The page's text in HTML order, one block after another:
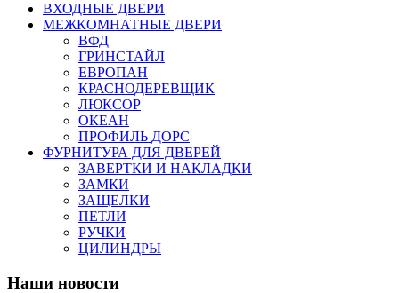
ВХОДНЫЕ ДВЕРИ
МЕЖКОМНАТНЫЕ ДВЕРИ
ВФД
ГРИНСТАЙЛ
ЕВРОПАН
КРАСНОДЕРЕВЩИК
ЛЮКСОР
ОКЕАН
ПРОФИЛЬ ДОРС
ФУРНИТУРА ДЛЯ ДВЕРЕЙ
ЗАВЕРТКИ И НАКЛАДКИ
ЗАМКИ
ЗАЩЕЛКИ
ПЕТЛИ
РУЧКИ
ЦИЛИНДРЫ
Наши новости